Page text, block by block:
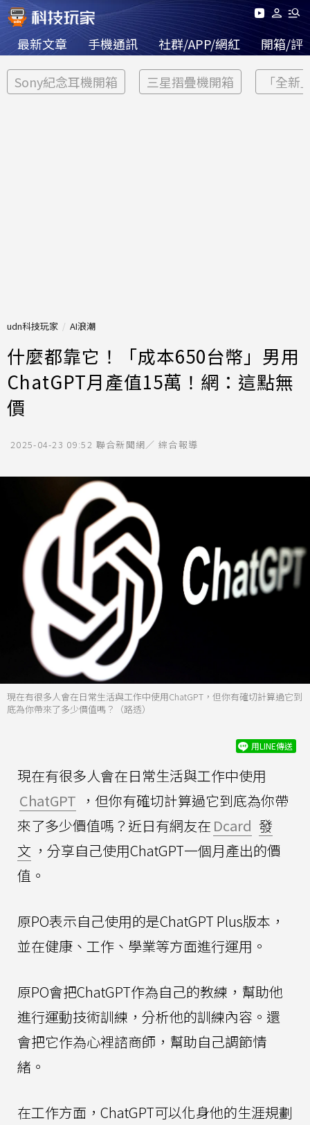
最新文章 手機通訊 社群/APP/網紅 開箱/評
Sony紀念耳機開箱 三星摺疊機開箱 「全新
udn科技玩家 AI浪潮
什麼都靠它！「成本650台幣」男用
ChatGPT月產值15萬！網：這點無
價
2025-04-23 09:52 聯合新聞網／ 綜合報導
現在有很多人會在日常生活與工作中使用ChatGPT，但你有確切計算過它到
底為你帶來了多少價值嗎？（路透）
用LINE傳送
現在有很多人會在日常生活與工作中使用
ChatGPT ，但你有確切計算過它到底為你帶
來了多少價值嗎？近日有網友在 Dcard 發
文 ，分享自己使用ChatGPT一個月產出的價
值。
原PO表示自己使用的是ChatGPT Plus版本，
並在健康、工作、學業等方面進行運用。
原PO會把ChatGPT作為自己的教練，幫助他
進行運動技術訓練，分析他的訓練內容。還
會把它作為心裡諮商師，幫助自己調節情
緒。
在工作方面，ChatGPT可以化身他的生涯規劃